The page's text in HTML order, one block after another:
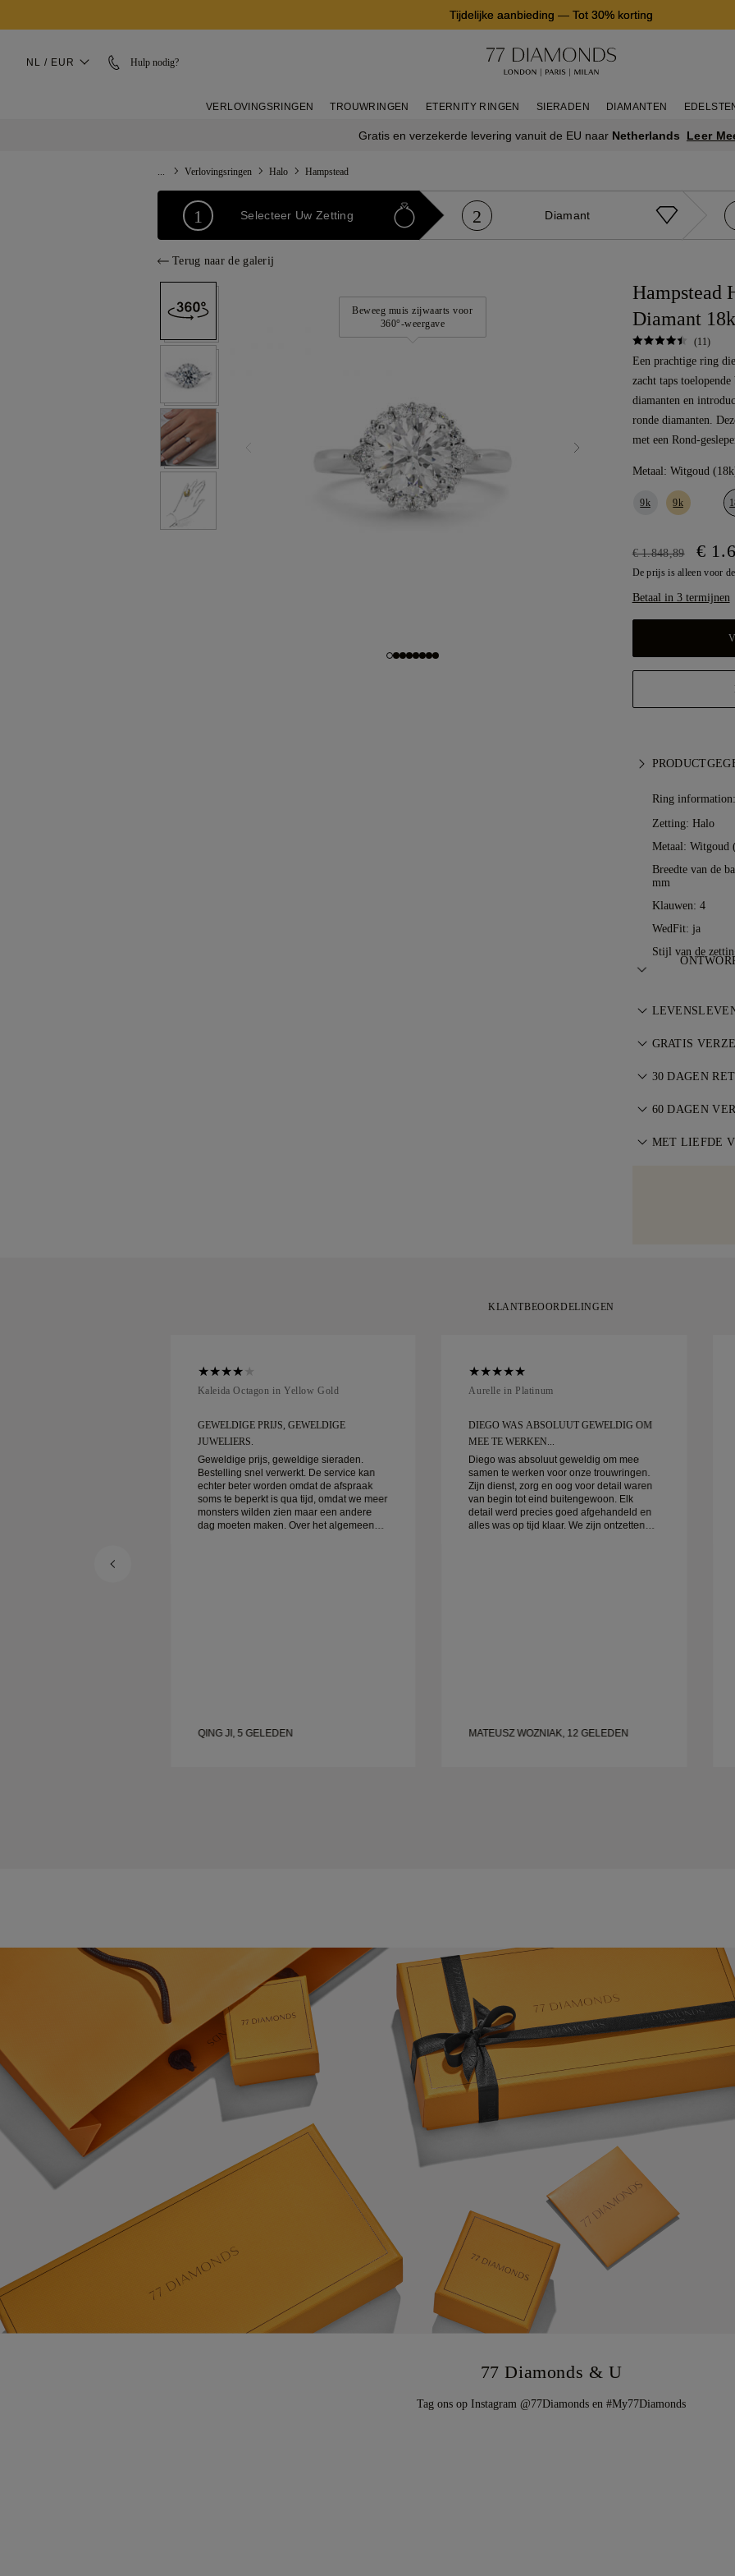
Tijdelijke aanbieding — Tot 30% korting
NL / EUR Hulp nodig?
VERLOVINGSRINGEN TROUWRINGEN ETERNITY RINGEN SIERADEN DIAMANTEN
Gratis en verzekerde levering vanuit de EU naar Netherlands Leer
Verlovingsringen Halo Hampstead
1 Selecteer Uw Zetting 2 Diamant
Terug naar de galerij
Beweeg muis zijwaarts voor
360°-weergave
Hampstead
Diamant
(11)
Een prachtige ring
zacht taps
diamanten en
ronde diamanten.
met een Rond-
Metaal: Witgoud
9k 9k
€ 1.848,89 €
De prijs is alleen voor
Betaal in 3 termijnen
Ring information:
Zetting: Halo
Metaal: Witgoud
Breedte van de
mm
Klauwen: 4
WedFit: ja
Stijl van de
De kunst van
Bij elke
reparaties zijn
GRATIS
Alle
via de speciale
bestellingen
gebruiken wij
30 DAGEN
Ben je niet
voorwaarden.
60 DAGEN
Voor de
MET LIEFDE
KLANTBEOORDELINGEN
Kaleida Octagon in Yellow Gold
GEWELDIGE PRIJS, GEWELDIGE
JUWELIERS.
Geweldige prijs, geweldige sieraden.
Bestelling snel verwerkt. De service kan
echter beter worden omdat de afspraak
soms te beperkt is qua tijd, omdat we meer
monsters wilden zien maar een andere
dag moeten maken. Over het algemeen
QING JI, 5 GELEDEN
Aurelle in Platinum
DIEGO WAS ABSOLUUT GEWELDIG OM
MEE TE WERKEN...
Diego was absoluut geweldig om mee
samen te werken voor onze trouwringen.
Zijn dienst, zorg en oog voor detail waren
van begin tot eind buitengewoon. Elk
detail werd precies goed afgehandeld en
alles was op tijd klaar. We zijn ontzettend
MATEUSZ WOZNIAK, 12 GELEDEN
77 Diamonds & U
Tag ons op Instagram @77Diamonds en #My77Diamonds